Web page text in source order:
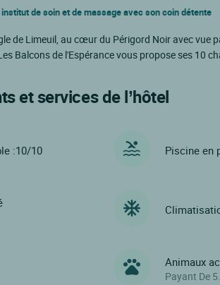
de soin et de massage avec son coin détente
de Limeuil, au cœur du Périgord Noir avec vue
Balcons de l'Espérance vous propose ses 10
et services de l’hôtel
:10/10 Piscine en
Animaux
Payant De